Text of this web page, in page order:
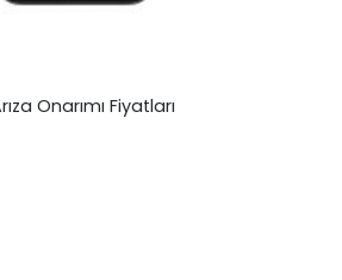
Onarımı Fiyatları